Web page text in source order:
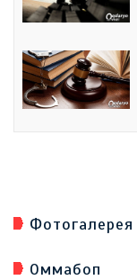
Фотогалерея
Оммабоп